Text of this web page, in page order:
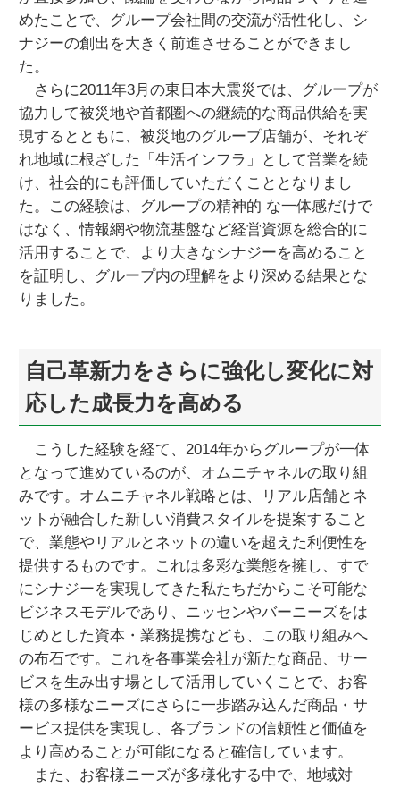
めたことで、グループ会社間の交流が活性化し、シ
ナジーの創出を大きく前進させることができまし
た。
さらに2011年3月の東日本大震災では、グループが
協力して被災地や首都圏への継続的な商品供給を実
現するとともに、被災地のグループ店舗が、それぞ
れ地域に根ざした「生活インフラ」として営業を続
け、社会的にも評価していただくこととなりまし
た。この経験は、グループの精神的 な一体感だけで
はなく、情報網や物流基盤など経営資源を総合的に
活用することで、より大きなシナジーを高めること
を証明し、グループ内の理解をより深める結果とな
りました。
自己革新力をさらに強化し変化に対
応した成長力を高める
こうした経験を経て、2014年からグループが一体
となって進めているのが、オムニチャネルの取り組
みです。オムニチャネル戦略とは、リアル店舗とネ
ットが融合した新しい消費スタイルを提案すること
で、業態やリアルとネットの違いを超えた利便性を
提供するものです。これは多彩な業態を擁し、すで
にシナジーを実現してきた私たちだからこそ可能な
ビジネスモデルであり、ニッセンやバーニーズをは
じめとした資本・業務提携なども、この取り組みへ
の布石です。これを各事業会社が新たな商品、サー
ビスを生み出す場として活用していくことで、お客
様の多様なニーズにさらに一歩踏み込んだ商品・サ
ービス提供を実現し、各ブランドの信頼性と価値を
より高めることが可能になると確信しています。
また、お客様ニーズが多様化する中で、地域対